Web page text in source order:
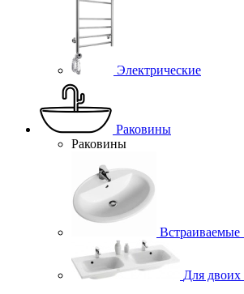
Электрические
Раковины
Раковины
Встраиваемые
Для двоих